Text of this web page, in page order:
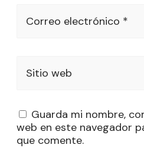
Correo electrónico *
Sitio web
Guarda mi nombre,
web en este navegador
que comente.